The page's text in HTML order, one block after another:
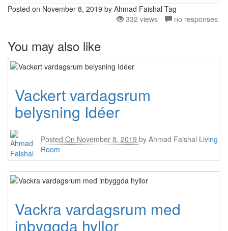
Posted on November 8, 2019 by Ahmad Faishal Tag
332 views
no responses
You may also like
Vackert vardagsrum
belysning Idéer
Posted On November 8, 2019 by Ahmad Faishal Living
Room
Vackra vardagsrum med
inbyggda hyllor